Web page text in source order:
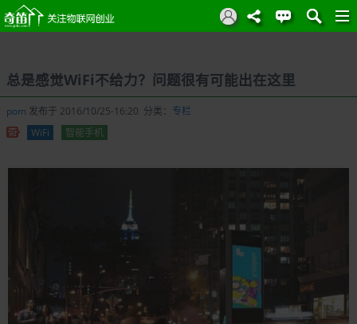
总是感觉WiFi不给力？问题很有可能出在这里
pom 发布于 2016/10/25-16:20 分类： 专栏
WiFi
智能手机